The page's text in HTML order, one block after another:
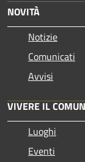
NOVITÀ
Notizie
Comunicati
Avvisi
VIVERE IL
Luoghi
Eventi